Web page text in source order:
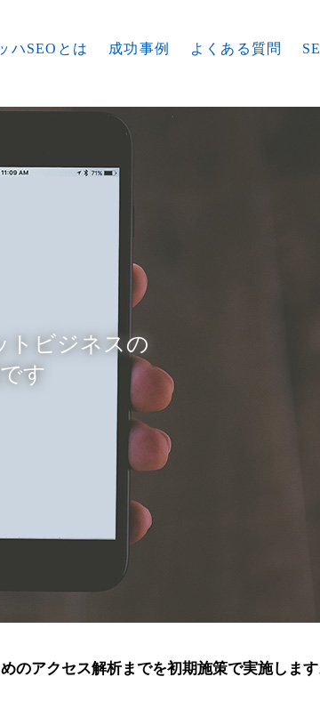
ハSEOとは 成功事例 よくある質問
トビジネスの
す
のアクセス解析までを初期施策で実施します